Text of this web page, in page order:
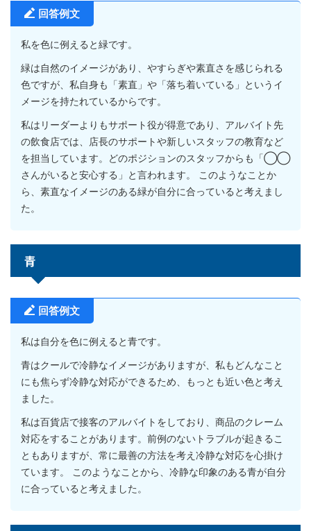
回答例文
私を色に例えると緑です。
緑は自然のイメージがあり、やすらぎや素直さを感じられる
色ですが、私自身も「素直」や「落ち着いている」というイ
メージを持たれているからです。
私はリーダーよりもサポート役が得意であり、アルバイト先
の飲食店では、店長のサポートや新しいスタッフの教育など
を担当しています。どのポジションのスタッフからも「◯◯
さんがいると安心する」と言われます。 このようなことか
ら、素直なイメージのある緑が自分に合っていると考えまし
た。
青
回答例文
私は自分を色に例えると青です。
青はクールで冷静なイメージがありますが、私もどんなこと
にも焦らず冷静な対応ができるため、もっとも近い色と考え
ました。
私は百貨店で接客のアルバイトをしており、商品のクレーム
対応をすることがあります。前例のないトラブルが起きるこ
ともありますが、常に最善の方法を考え冷静な対応を心掛け
ています。 このようなことから、冷静な印象のある青が自分
に合っていると考えました。